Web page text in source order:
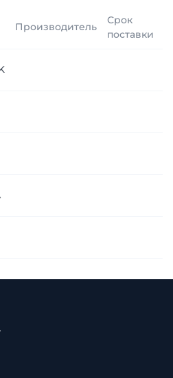
Производитель
Срок
поставки